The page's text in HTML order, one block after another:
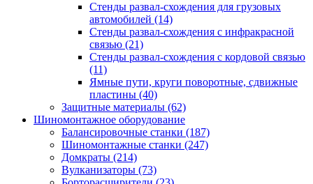
Стенды развал-схождения для грузовых
автомобилей (14)
Стенды развал-схождения с инфракрасной
связью (21)
Стенды развал-схождения с кордовой связью
(11)
Ямные пути, круги поворотные, сдвижные
пластины (40)
Защитные материалы (62)
Шиномонтажное оборудование
Балансировочные станки (187)
Шиномонтажные станки (247)
Домкраты (214)
Вулканизаторы (73)